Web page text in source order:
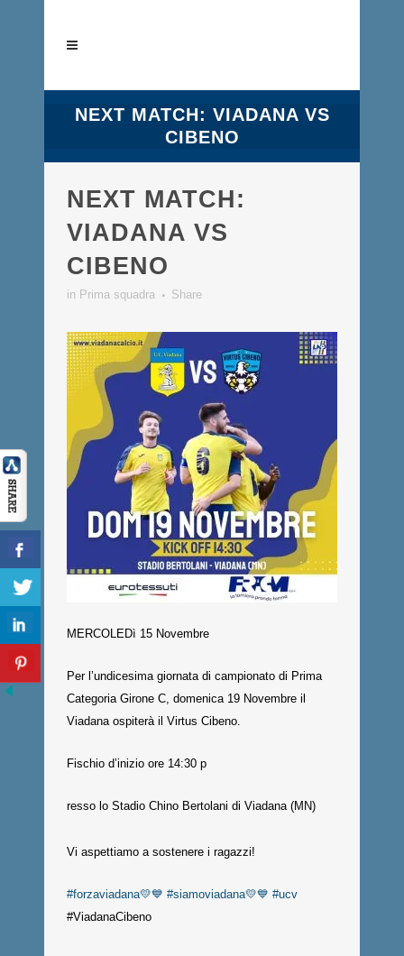
NEXT MATCH: VIADANA VS
CIBENO
NEXT MATCH:
VIADANA VS
CIBENO
in Prima squadra Share
MERCOLEDì 15 Novembre
Per l’undicesima giornata di campionato di Prima
Categoria Girone C, domenica 19 Novembre il
Viadana ospiterà il Virtus Cibeno.
Fischio d’inizio ore 14:30 p
resso lo Stadio Chino Bertolani di Viadana (MN)
Vi aspettiamo a sostenere i ragazzi!
#forzaviadana💛💙 #siamoviadana💛💙 #ucv
#ViadanaCibeno